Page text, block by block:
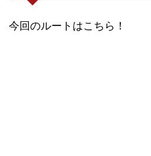
今回のルートはこちら！